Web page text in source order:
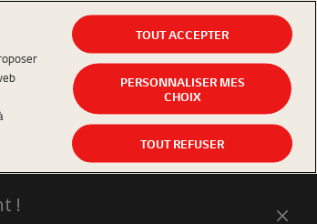
!
TOUT ACCEPTER
PERSONNALISER MES
CHOIX
TOUT REFUSER